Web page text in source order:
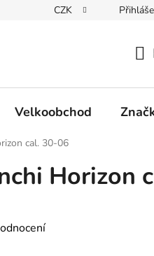
Podmínky ochrany osobních údajů
CZK
Velkoobchod
cal. 30-06
Horizon